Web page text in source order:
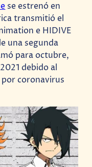
se estrenó en
transmitió el
e HIDIVE
una segunda
para octubre,
debido al
coronavirus